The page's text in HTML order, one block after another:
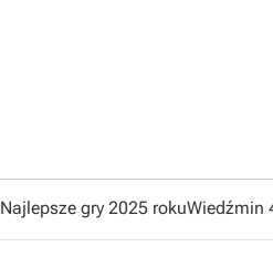
Najlepsze gry 2025 rokuWiedźmin